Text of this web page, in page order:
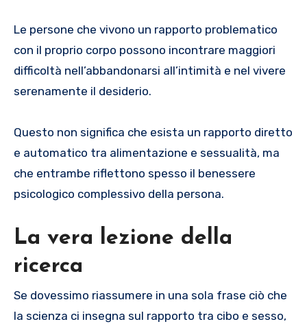
Le persone che vivono un rapporto problematico
con il proprio corpo possono incontrare maggiori
difficoltà nell’abbandonarsi all’intimità e nel vivere
serenamente il desiderio.
Questo non significa che esista un rapporto diretto
e automatico tra alimentazione e sessualità, ma
che entrambe riflettono spesso il benessere
psicologico complessivo della persona.
La vera lezione della
ricerca
Se dovessimo riassumere in una sola frase ciò che
la scienza ci insegna sul rapporto tra cibo e sesso,